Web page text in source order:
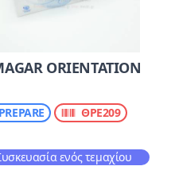
ORIENTATION
ΘΡΕ209
ενός τεμαχίου